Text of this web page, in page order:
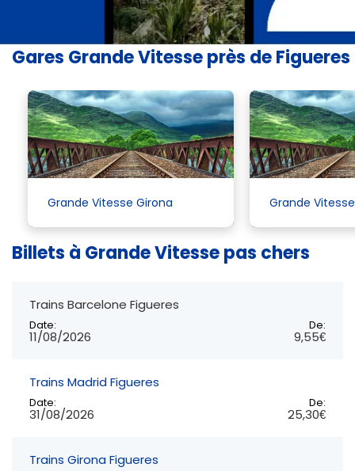
Gares Grande Vitesse près de Figueres
Grande Vitesse Girona Grande
Billets à Grande Vitesse pas chers
Trains Barcelone Figueres
Date:
11/08/2026
De:
9,55€
Trains Madrid Figueres
Date:
31/08/2026
De:
25,30€
Trains Girona Figueres